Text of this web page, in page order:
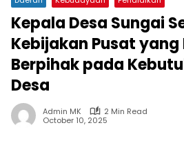
Kepala Desa Sungai
Kebijakan Pusat yang
Berpihak pada
Desa
Admin MK
2 Min Read
October 10, 2025